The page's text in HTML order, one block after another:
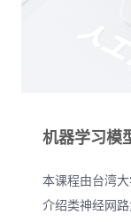
机器学习模
本课程由台湾
介绍类神经网